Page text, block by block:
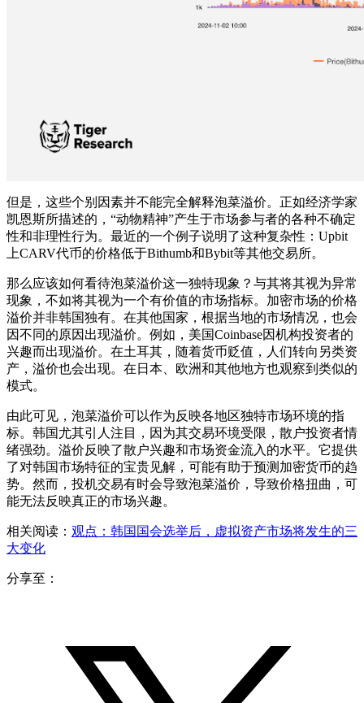
但是，这些个别因素并不能完全解释泡菜溢价。正如经济学家
凯恩斯所描述的，“动物精神”产生于市场参与者的各种不确定
性和非理性行为。最近的一个例子说明了这种复杂性：Upbit
上CARV代币的价格低于Bithumb和Bybit等其他交易所。
那么应该如何看待泡菜溢价这一独特现象？与其将其视为异常
现象，不如将其视为一个有价值的市场指标。加密市场的价格
溢价并非韩国独有。在其他国家，根据当地的市场情况，也会
因不同的原因出现溢价。例如，美国Coinbase因机构投资者的
兴趣而出现溢价。在土耳其，随着货币贬值，人们转向另类资
产，溢价也会出现。在日本、欧洲和其他地方也观察到类似的
模式。
由此可见，泡菜溢价可以作为反映各地区独特市场环境的指
标。韩国尤其引人注目，因为其交易环境受限，散户投资者情
绪强劲。溢价反映了散户兴趣和市场资金流入的水平。它提供
了对韩国市场特征的宝贵见解，可能有助于预测加密货币的趋
势。然而，投机交易有时会导致泡菜溢价，导致价格扭曲，可
能无法反映真正的市场兴趣。
相关阅读： 观点：韩国国会选举后，虚拟资产市场将发生的三
大变化
分享至：